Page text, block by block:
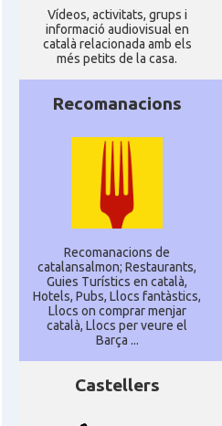
Ví­deos, activitats, grups i
informació audiovisual en
català relacionada amb els
més petits de la casa.
Recomanacions
Recomanacions de
catalansalmon; Restaurants,
Guies Turístics en català,
Hotels, Pubs, Llocs fantàstics,
Llocs on comprar menjar
català, Llocs per veure el
Barça ...
Castellers